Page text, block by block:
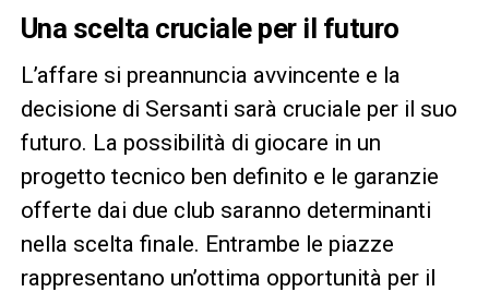
Una scelta cruciale per il futuro
L’affare si preannuncia avvincente e la
decisione di Sersanti sarà cruciale per il suo
futuro. La possibilità di giocare in un
progetto tecnico ben definito e le garanzie
offerte dai due club saranno determinanti
nella scelta finale. Entrambe le piazze
rappresentano un’ottima opportunità per il